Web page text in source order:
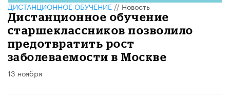
ДИСТАНЦИОННОЕ ОБУЧЕНИЕ//Новость
Дистанционное обучение
старшеклассников позволило
предотвратить рост
заболеваемости в Москве
13 ноября